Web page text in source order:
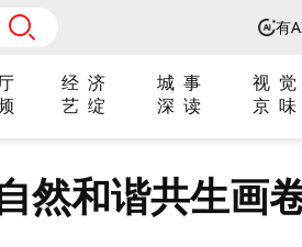
有
经 济 城 事 视 觉
艺 绽 深 读 京 味
然和谐共生画